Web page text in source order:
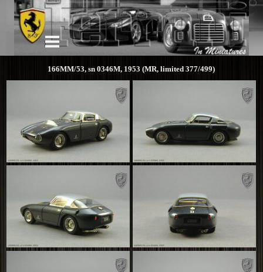
166MM/53, sn 0346M, 1953 (MR, limited 377/499)